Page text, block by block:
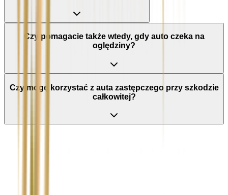
Czy pomagacie także wtedy, gdy auto czeka na
oględziny?
Czy mogę korzystać z auta zastępczego przy szkodzie
całkowitej?